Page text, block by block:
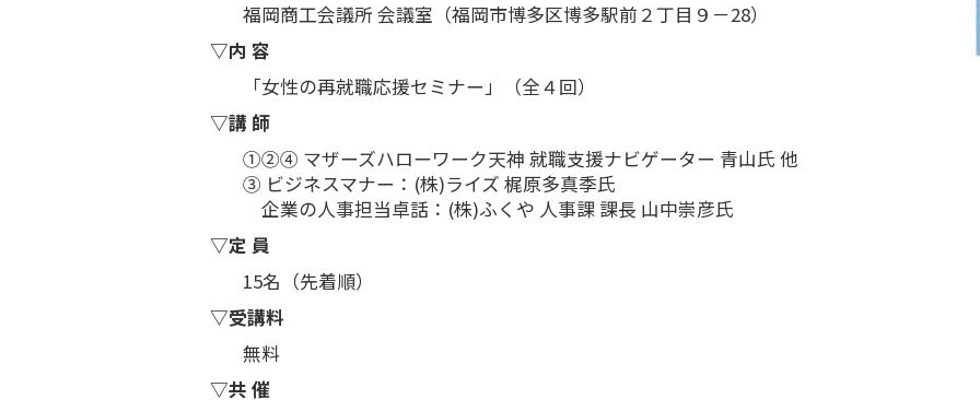
福岡商工会議所 会議室（福岡市博多区博多駅前２丁目９－28）
▽内 容
「女性の再就職応援セミナー」（全４回）
▽講 師
①②④ マザーズハローワーク天神 就職支援ナビゲーター 青山氏 他
③ ビジネスマナー：(株)ライズ 梶原多真季氏
企業の人事担当卓話：(株)ふくや 人事課 課長 山中崇彦氏
▽定 員
15名（先着順）
▽受講料
無料
▽共 催